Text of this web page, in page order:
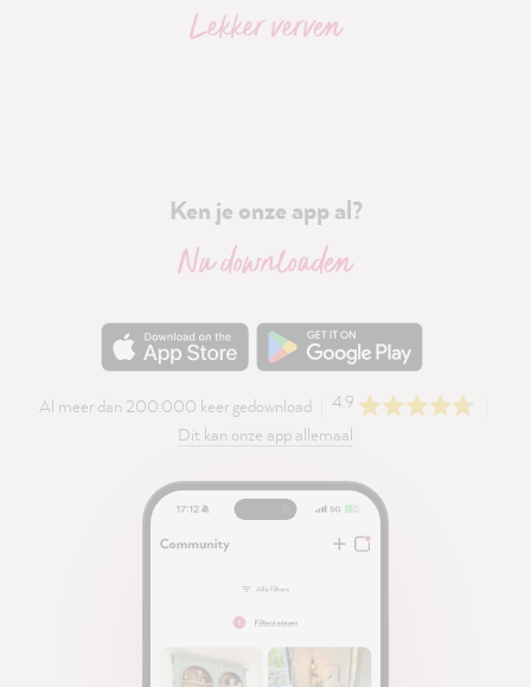
Lekker verven
Ken je onze app al?
Nu downloaden
Al meer dan 200.000 keer gedownload
4.9
Dit kan onze app allemaal